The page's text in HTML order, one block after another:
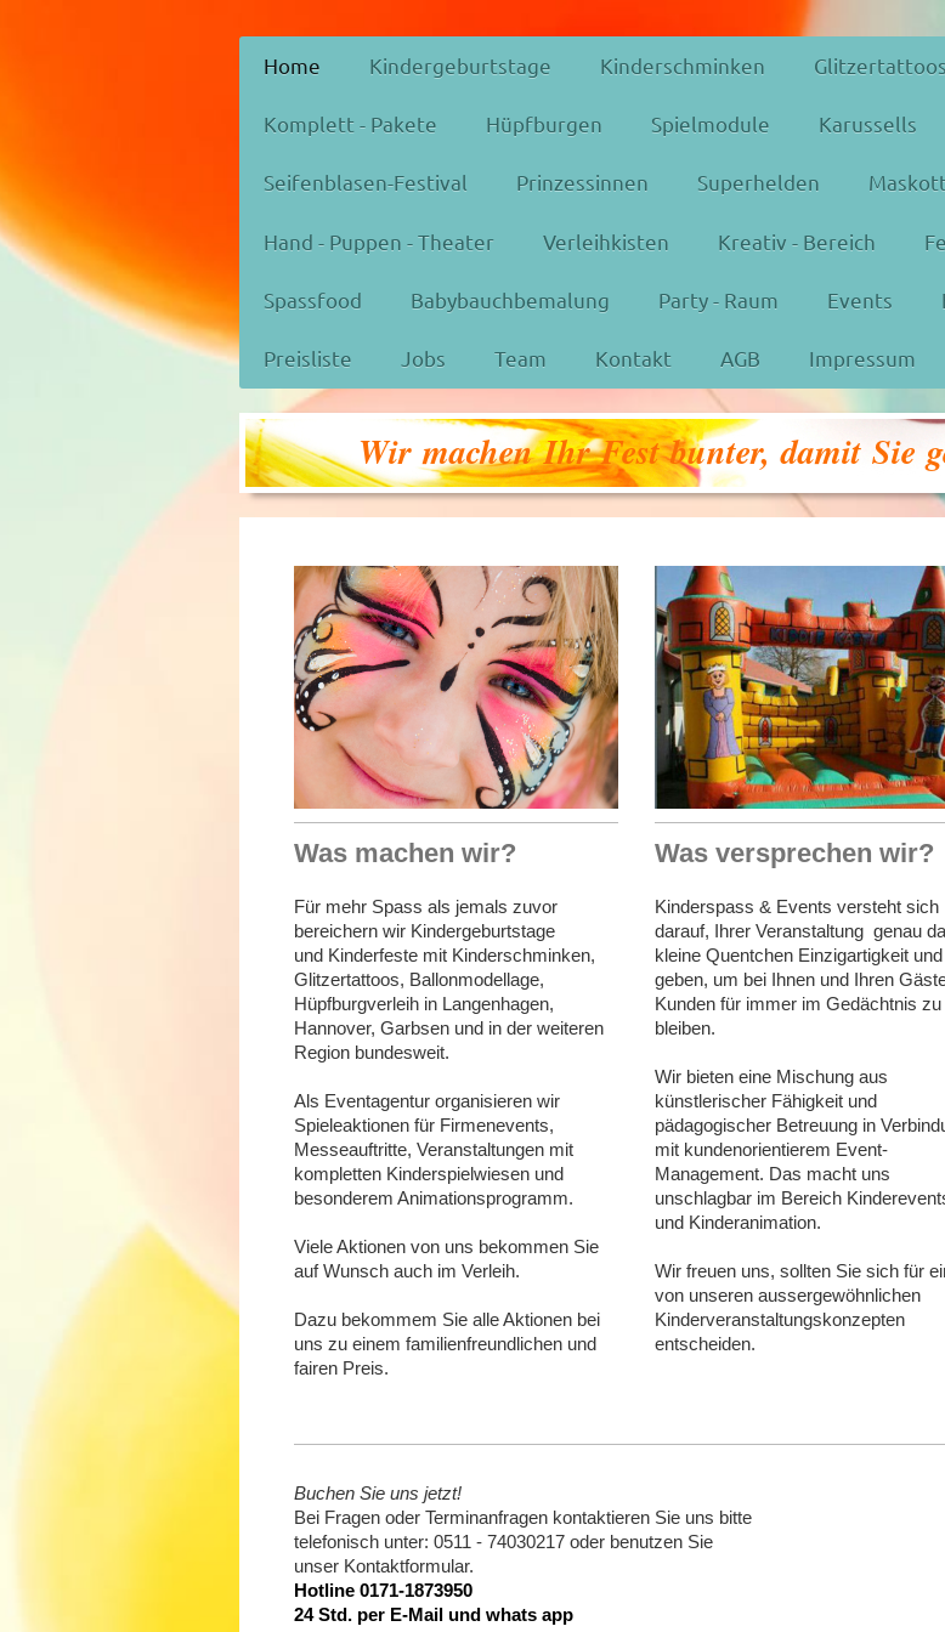
Home Kindergeburtstage Kinderschminken Glitzertattoos
Komplett - Pakete Hüpfburgen Spielmodule Karussells
Seifenblasen-Festival Prinzessinnen Superhelden
Hand - Puppen - Theater Verleihkisten Kreativ - Bereich
Spassfood Babybauchbemalung Party - Raum Events
Preisliste Jobs Team Kontakt AGB Impressum
Wir machen Ihr Fest bunter, damit Sie
Was machen wir?
Für mehr Spass als jemals zuvor
bereichern wir Kindergeburtstage
und Kinderfeste mit Kinderschminken,
Glitzertattoos, Ballonmodellage,
Hüpfburgverleih in Langenhagen,
Hannover, Garbsen und in der weiteren
Region bundesweit.
Als Eventagentur organisieren wir
Spieleaktionen für Firmenevents,
Messeauftritte, Veranstaltungen mit
kompletten Kinderspielwiesen und
besonderem Animationsprogramm.
Viele Aktionen von uns bekommen Sie
auf Wunsch auch im Verleih.
Dazu bekommem Sie alle Aktionen bei
uns zu einem familienfreundlichen und
fairen Preis.
Was versprechen wir?
Kinderspass & Events versteht sich
darauf, Ihrer Veranstaltung genau
kleine Quentchen Einzigartigkeit
geben, um bei Ihnen und Ihren
Kunden für immer im Gedächtnis zu
bleiben.
Wir bieten eine Mischung aus
künstlerischer Fähigkeit und
pädagogischer Betreuung in
mit kundenorientierem Event-
Management. Das macht uns
unschlagbar im Bereich
und Kinderanimation.
Wir freuen uns, sollten Sie sich für
von unseren aussergewöhnlichen
Kinderveranstaltungskonzepten
entscheiden.
Buchen Sie uns jetzt!
Bei Fragen oder Terminanfragen kontaktieren Sie uns bitte
telefonisch unter: 0511 - 74030217 oder benutzen Sie
unser Kontaktformular.
Hotline 0171-1873950
24 Std. per E-Mail und whats app